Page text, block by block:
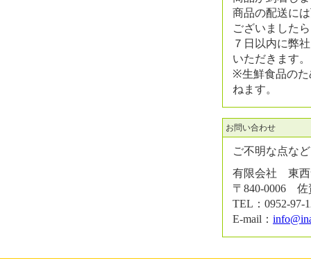
商品の配送に
ございました
７日以内に弊
いただきます。
※生鮮食品のた
ねます。
お問い合わせ
ご不明な点な
有限会社 東西
〒840-0006 佐
TEL：0952-97-
E-mail：